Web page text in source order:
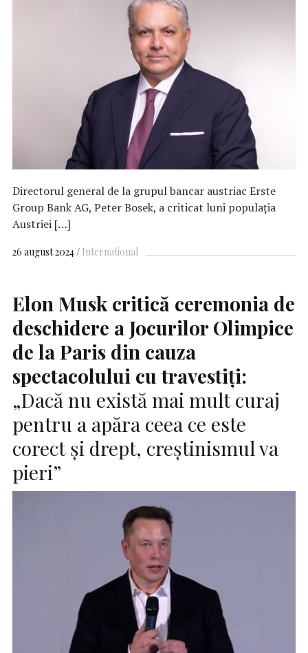
Directorul general de la grupul bancar austriac Erste
Group Bank AG, Peter Bosek, a criticat luni populaţia
Austriei […]
26 august 2024 International
Elon Musk critică ceremonia de
deschidere a Jocurilor Olimpice
de la Paris din cauza
spectacolului cu travestiţi:
„Dacă nu există mai mult curaj
pentru a apăra ceea ce este
corect și drept, creștinismul va
pieri”